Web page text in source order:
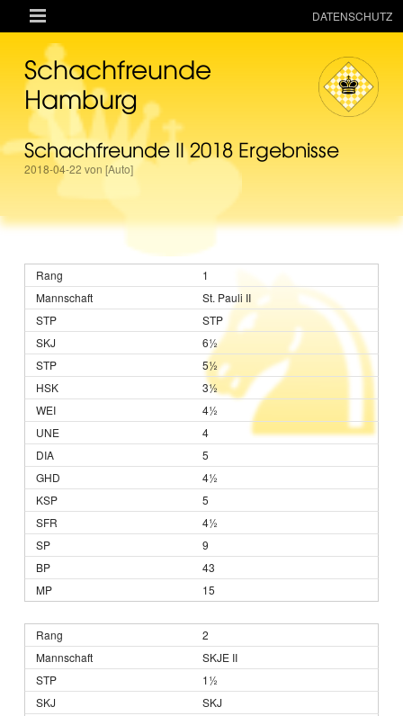

AKTUELLES
RESSOURCEN
VEREIN
MANNSCHAFTEN
TURNIERE
MAGAZIN
TERMINE
Schachfreunde
Hamburg
Schachfreunde II 2018 Ergebnisse
2018-04-22 von [Auto]
1
St. Pauli II
STP
6½
5½
3½
4½
4
5
4½
5
4½
9
43
15
2
SKJE II
1½
SKJ
DATENSCHUTZ